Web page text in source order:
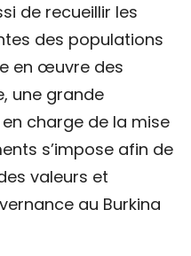
de recueillir les
des populations
en œuvre des
une grande
charge de la mise
s’impose afin de
valeurs et
au Burkina